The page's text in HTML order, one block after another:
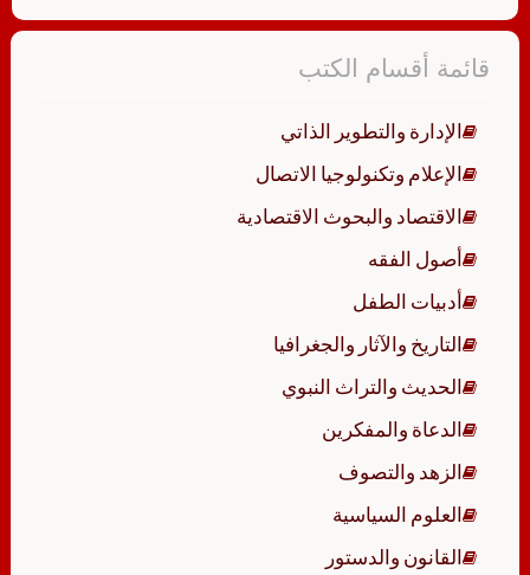
قائمة أقسام الكتب
الإدارة والتطوير الذاتي
الإعلام وتكنولوجيا الاتصال
الاقتصاد والبحوث الاقتصادية
أصول الفقه
أدبيات الطفل
التاريخ والآثار والجغرافيا
الحديث والتراث النبوي
الدعاة والمفكرين
الزهد والتصوف
العلوم السياسية
القانون والدستور